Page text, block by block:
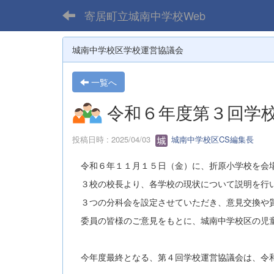
寄居町立城南中学校Web
城南中学校区学校運営協議会
一覧へ
令和６年度第３回学
投稿日時 : 2025/04/03 城南中学校区CS編集長
令和６年１１月１５日（金）に、折原小学校を会
３校の校長より、各学校の現状について説明を行
３つの分科会を設定させていただき、意見交換や
委員の皆様のご意見をもとに、城南中学校区の児
今年度最終となる、第４回学校運営協議会は、令